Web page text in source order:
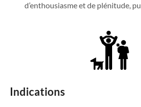
d’enthousiasme et de plénitude,
Indications